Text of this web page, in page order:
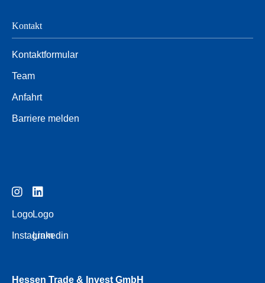
Kontakt
Kontaktformular
Team
Anfahrt
Barriere melden
Logo
Instagram
Logo
Linkedin
Hessen Trade & Invest GmbH